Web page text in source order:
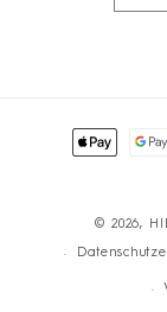
© 2026,